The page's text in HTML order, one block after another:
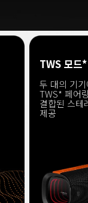
TWS 모드*
두 대의 기
TWS* 페어
결합된 스테
제공